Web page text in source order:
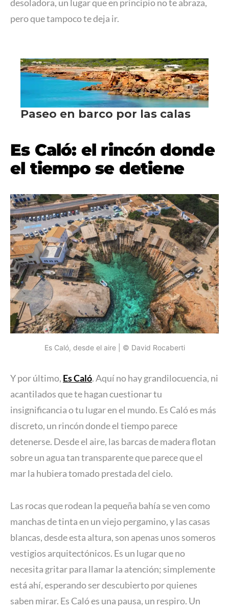
desoladora, un lugar que en principio no te abraza,
pero que tampoco te deja ir.
Es Caló: el rincón donde
el tiempo se detiene
Es Caló, desde el aire | © David Rocaberti
Y por último, Es Caló. Aquí no hay grandilocuencia, ni
acantilados que te hagan cuestionar tu
insignificancia o tu lugar en el mundo. Es Caló es más
discreto, un rincón donde el tiempo parece
detenerse. Desde el aire, las barcas de madera flotan
sobre un agua tan transparente que parece que el
mar la hubiera tomado prestada del cielo.
Las rocas que rodean la pequeña bahía se ven como
manchas de tinta en un viejo pergamino, y las casas
blancas, desde esta altura, son apenas unos someros
vestigios arquitectónicos. Es un lugar que no
necesita gritar para llamar la atención; simplemente
está ahí, esperando ser descubierto por quienes
saben mirar. Es Caló es una pausa, un respiro. Un